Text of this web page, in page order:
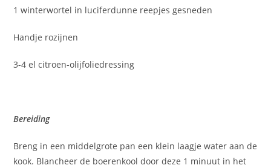
1 winterwortel in luciferdunne reepjes gesneden
Handje rozijnen
3-4 el citroen-olijfoliedressing
Bereiding
Breng in een middelgrote pan een klein laagje water aan de
kook. Blancheer de boerenkool door deze 1 minuut in het